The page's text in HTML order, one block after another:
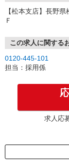
【松本支店】長野
Ｆ
この求人に関する
0120-445-101
担当：採用係
求人応